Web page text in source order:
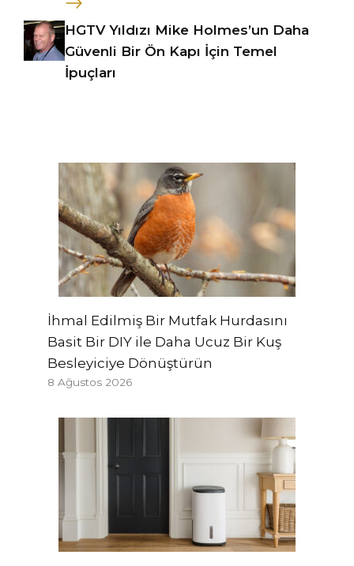
HGTV Yıldızı Mike Holmes’un Daha
Güvenli Bir Ön Kapı İçin Temel
İpuçları
İhmal Edilmiş Bir Mutfak Hurdasını
Basit Bir DIY ile Daha Ucuz Bir Kuş
Besleyiciye Dönüştürün
8 Ağustos 2026